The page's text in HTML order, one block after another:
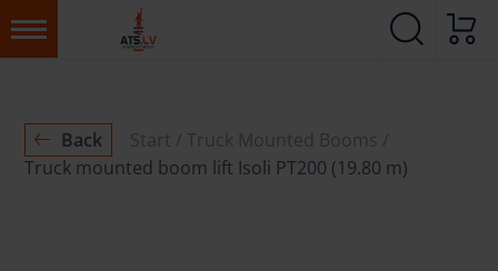
Back Start
Truck Mounted Booms
Truck mounted boom lift Isoli PT200 (19.80 m)